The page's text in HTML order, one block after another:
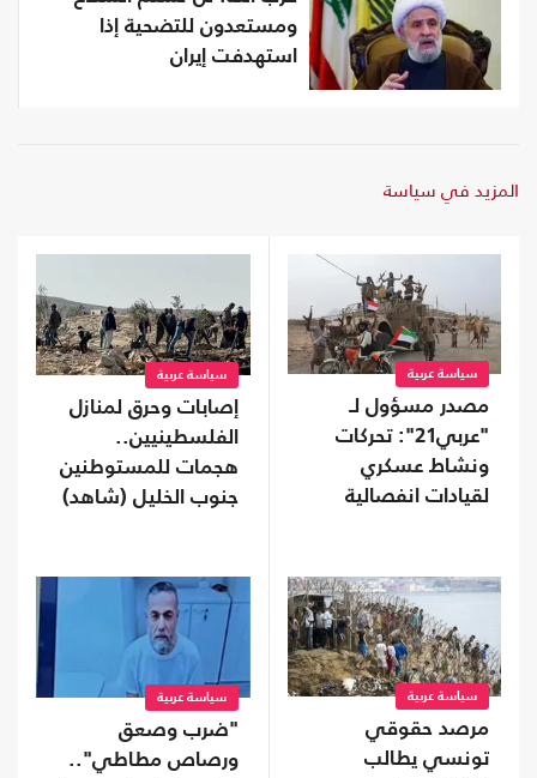
ومستعدون للتضحية إذا
استهدفت إيران
المزيد في سياسة
سياسة عربية
مصدر مسؤول لـ
"عربي21": تحركات
ونشاط عسكري
لقيادات انفصالية
سياسة عربية
إصابات وحرق لمنازل
الفلسطينيين..
هجمات للمستوطنين
جنوب الخليل (شاهد)
سياسة عربية
مرصد حقوقي
تونسي يطالب
سياسة عربية
"ضرب وصعق
ورصاص مطاطي"..